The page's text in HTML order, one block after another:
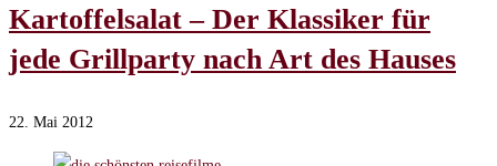
Kartoffelsalat – Der Klassiker für
jede Grillparty nach Art des Hauses
22. Mai 2012